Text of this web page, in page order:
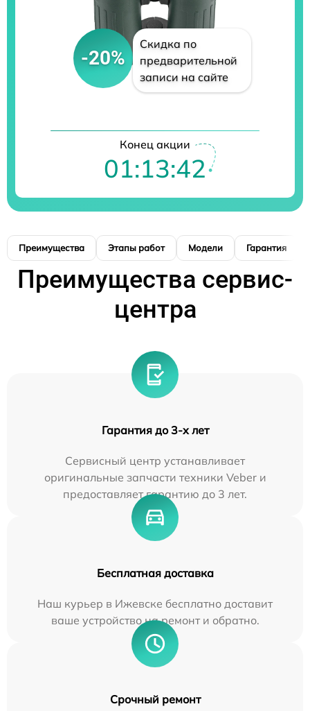
-20%
Скидка по
предварительной
записи на сайте
Конец акции
01:13:41
Преимущества Этапы работ Модели Гарантия
Преимущества сервис-
центра
Гарантия до 3-х лет
Сервисный центр устанавливает
оригинальные запчасти техники Veber и
предоставляет гарантию до 3 лет.
Бесплатная доставка
Наш курьер в Ижевске бесплатно доставит
ваше устройство на ремонт и обратно.
Срочный ремонт